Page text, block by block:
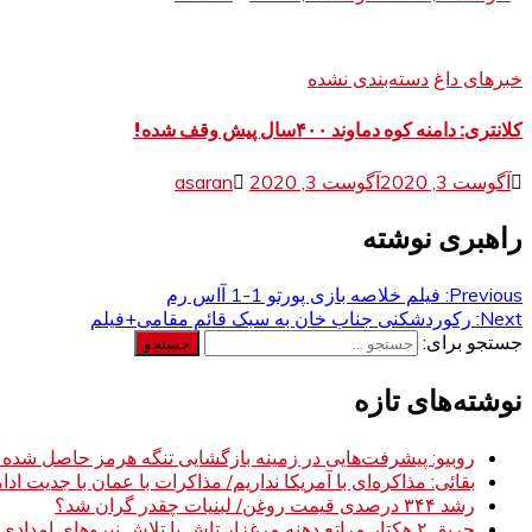
خبرهای داغ دسته‌بندی نشده
کلانتری: دامنه کوه دماوند ۴۰۰سال پیش وقف شده!
آگوست 3, 2020 آگوست 3, 2020 asaran
راهبری نوشته
Previous: فیلم خلاصه بازی پورتو 1-1 آاس رم
Next: رکوردشکنی جناب خان به سبک قائم مقامی+فیلم
جستجو برای:
نوشته‌های تازه
روبیو: پیشرفت‌هایی در زمینه بازگشایی تنگه هرمز حاصل
بقائی: مذاکره‌ای با آمریکا نداریم/ مذاکرات با عمان با جدیت
رشد ۳۴۴ درصدی قیمت روغن/ لبنیات چقدر گران شد؟